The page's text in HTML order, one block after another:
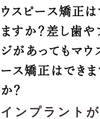
ウスピース矯正は
ますか？差し歯や
ジがあってもマウ
ース矯正はできま
か？
インプラント